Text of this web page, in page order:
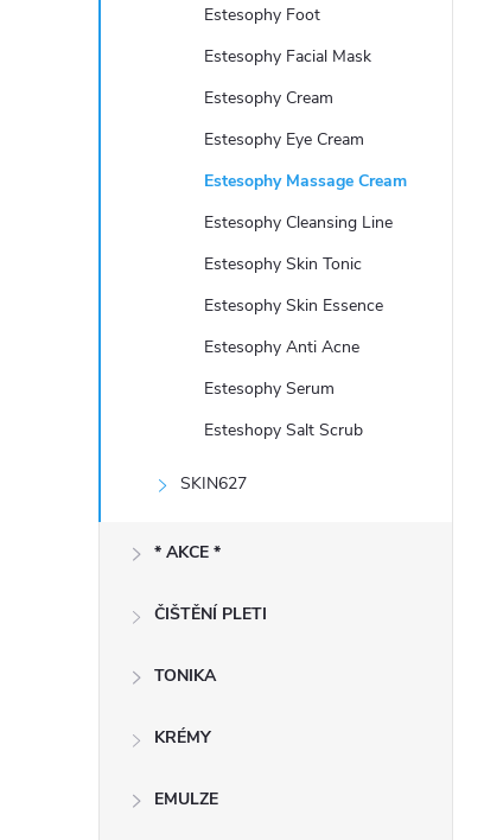
Estesophy Foot
Estesophy Facial Mask
Estesophy Cream
Estesophy Eye Cream
Estesophy Massage Cream
Estesophy Cleansing Line
Estesophy Skin Tonic
Estesophy Skin Essence
Estesophy Anti Acne
Estesophy Serum
Esteshopy Salt Scrub
SKIN627
* AKCE *
ČIŠTĚNÍ PLETI
TONIKA
KRÉMY
EMULZE